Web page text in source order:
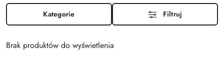
Kategorie Filtruj
Brak produktów do wyświetlenia